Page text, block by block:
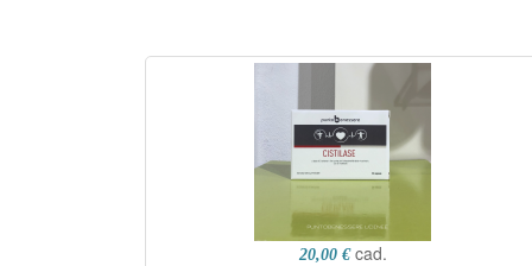
20,00 € cad.